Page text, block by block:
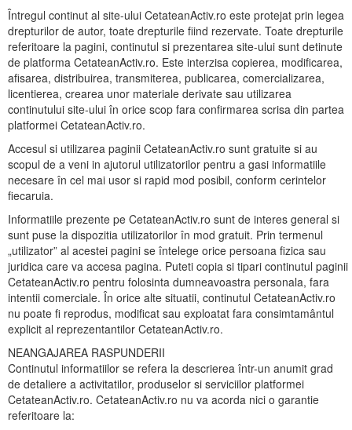
Întregul continut al site-ului CetateanActiv.ro este protejat prin legea
drepturilor de autor, toate drepturile fiind rezervate. Toate drepturile
referitoare la pagini, continutul si prezentarea site-ului sunt detinute
de platforma CetateanActiv.ro. Este interzisa copierea, modificarea,
afisarea, distribuirea, transmiterea, publicarea, comercializarea,
licentierea, crearea unor materiale derivate sau utilizarea
continutului site-ului în orice scop fara confirmarea scrisa din partea
platformei CetateanActiv.ro.
Accesul si utilizarea paginii CetateanActiv.ro sunt gratuite si au
scopul de a veni in ajutorul utilizatorilor pentru a gasi informatiile
necesare în cel mai usor si rapid mod posibil, conform cerintelor
fiecaruia.
Informatiile prezente pe CetateanActiv.ro sunt de interes general si
sunt puse la dispozitia utilizatorilor în mod gratuit. Prin termenul
„utilizator” al acestei pagini se întelege orice persoana fizica sau
juridica care va accesa pagina. Puteti copia si tipari continutul paginii
CetateanActiv.ro pentru folosinta dumneavoastra personala, fara
intentii comerciale. În orice alte situatii, continutul CetateanActiv.ro
nu poate fi reprodus, modificat sau exploatat fara consimtamântul
explicit al reprezentantilor CetateanActiv.ro.
NEANGAJAREA RASPUNDERII
Continutul informatiilor se refera la descrierea într-un anumit grad
de detaliere a activitatilor, produselor si serviciilor platformei
CetateanActiv.ro. CetateanActiv.ro nu va acorda nici o garantie
referitoare la: